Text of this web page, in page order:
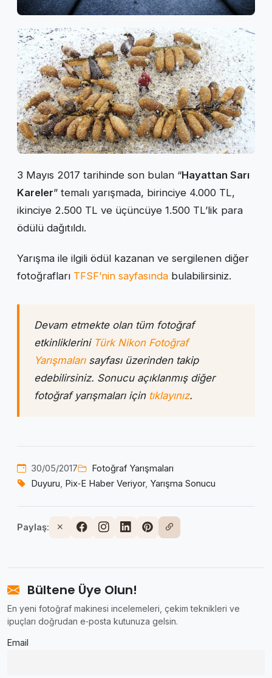
3 Mayıs 2017 tarihinde son bulan “Hayattan Sarı
Kareler” temalı yarışmada, birinciye 4.000 TL,
ikinciye 2.500 TL ve üçüncüye 1.500 TL’lik para
ödülü dağıtıldı.
Yarışma ile ilgili ödül kazanan ve sergilenen diğer
fotoğrafları TFSF’nin sayfasında bulabilirsiniz.
Devam etmekte olan tüm fotoğraf
etkinliklerini Türk Nikon Fotoğraf
Yarışmalarısayfası üzerinden takip
edebilirsiniz. Sonucu açıklanmış diğer
fotoğraf yarışmaları için tıklayınız.
30/05/2017
Fotoğraf Yarışmaları
Duyuru, Pix‑E Haber Veriyor, Yarışma Sonucu
Paylaş:
Bültene Üye Olun!
En yeni fotoğraf makinesi incelemeleri, çekim teknikleri ve
ipuçları doğrudan e‑posta kutunuza gelsin.
Email